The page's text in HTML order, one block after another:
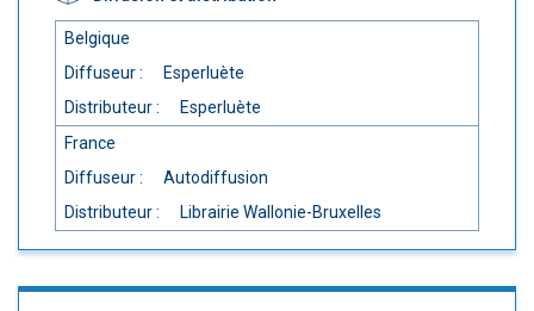
Belgique
Diffuseur :
Esperluète
Distributeur :
Esperluète
France
Diffuseur :
Autodiffusion
Distributeur :
Librairie Wallonie-Bruxelles